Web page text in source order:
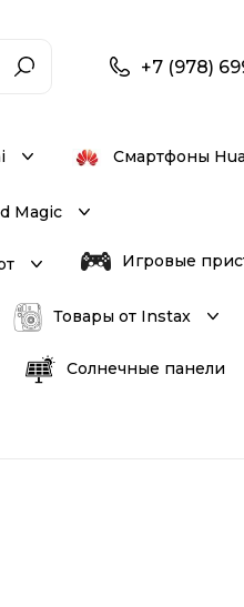
+7 (978)
Смартфоны
Magic
Игровые
Товары от Instax
Солнечные панели